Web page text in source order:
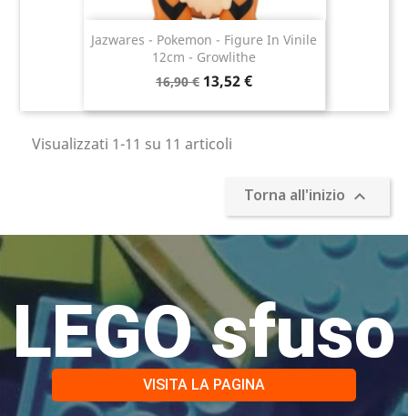
Jazwares - Pokemon - Figure In Vinile
12cm - Growlithe
16,90 € 13,52 €
Visualizzati 1-11 su 11 articoli
Torna all'inizio 
LEGO sfuso
VISITA LA PAGINA